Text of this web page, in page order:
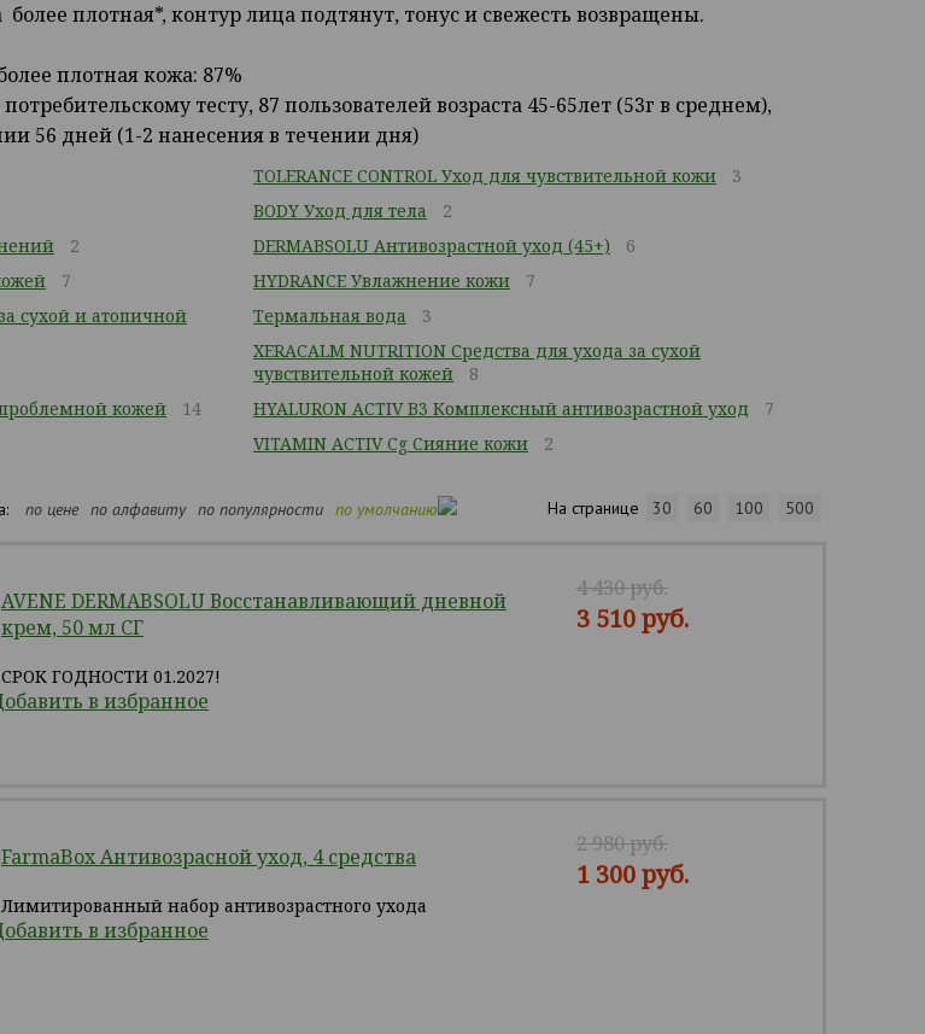
плотная*, контур лица подтянут, тонус и свежесть возвращены.
плотная кожа: 87%
тесту, 87 пользователей возраста 45-65лет (53г в среднем),
56 дней (1-2 нанесения в течении дня)
2
7
сухой и атопичной
проблемной кожей
14
TOLERANCE CONTROL Уход для чувствительной кожи
3
BODY Уход для тела
2
DERMABSOLU Антивозрастной уход (45+)
6
HYDRANCE Увлажнение кожи
7
Термальная вода
3
XERACALM NUTRITION Средства для ухода за сухой
чувствительной кожей
8
HYALURON ACTIV B3 Комплексный антивозрастной уход
7
VITAMIN ACTIV Cg Сияние кожи
2
по цене по алфавиту по популярности по умолчанию На странице 30 60 100 500
AVENE DERMABSOLU Восстанавливающий дневной
крем, 50 мл СГ
СРОК ГОДНОСТИ 01.2027!
в избранное
4 430 руб.
3 510 руб.
FarmaBox Антивозрасной уход, 4 средства
Лимитированный набор антивозрастного ухода
в избранное
2 980 руб.
1 300 руб.